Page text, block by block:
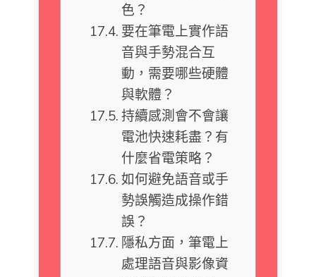
色？
要在筆電上實作語
音與手勢混合互
動，需要哪些硬體
與軟體？
持續感測會不會讓
電池快速耗盡？有
什麼省電策略？
如何避免語音或手
勢誤觸造成操作錯
誤？
隱私方面，筆電上
處理語音與影像資